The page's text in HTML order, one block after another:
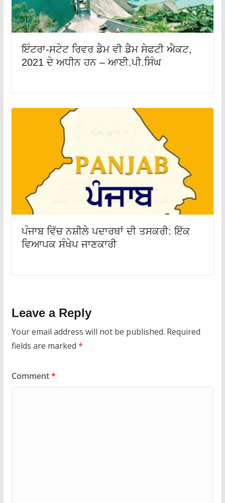
ਇੰਟਰਾ-ਸਟੇਟ ਰਿਵਰ ਡੈਮ ਵੀ ਡੈਮ ਸੇਫਟੀ ਐਕਟ,
2021 ਦੇ ਅਧੀਨ ਹਨ – ਆਈ.ਪੀ.ਸਿੰਘ
ਪੰਜਾਬ ਵਿੱਚ ਨਸ਼ੀਲੇ ਪਦਾਰਥਾਂ ਦੀ ਤਸਕਰੀ: ਇੱਕ
ਵਿਆਪਕ ਸੰਖੇਪ ਜਾਣਕਾਰੀ
Leave a Reply
Your email address will not be published. Required
fields are marked *
Comment*